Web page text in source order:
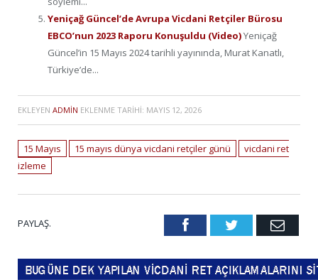
Yeniçağ Güncel’de Avrupa Vicdani Retçiler Bürosu
EBCO’nun 2023 Raporu Konuşuldu (Video)Yeniçağ
Güncel’in 15 Mayıs 2024 tarihli yayınında, Murat Kanatlı,
Türkiye’de...
EKLEYEN ADMIN EKLENME TARIHI: MAYIS 12, 2026
15 Mayıs 15 mayıs dünya vicdani retçiler günü
vicdani ret
izleme
PAYLAŞ. FacebookTwitter Email